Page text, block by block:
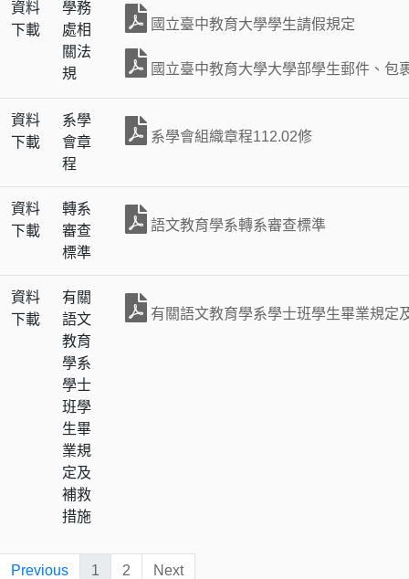
資料
下載
學務
處相
關法
規
國立臺中教育大學學生請假規定
國立臺中教育大學大學部學生郵件、包
資料
下載
系學
會章
程
系學會組織章程112.02修
資料
下載
轉系
審查
標準
語文教育學系轉系審查標準
資料
下載
有關
語文
教育
學系
學士
班學
生畢
業規
定及
補救
措施
有關語文教育學系學士班學生畢業規定
Previous 1 2 Next